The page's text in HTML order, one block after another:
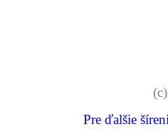
Pre ďalšie